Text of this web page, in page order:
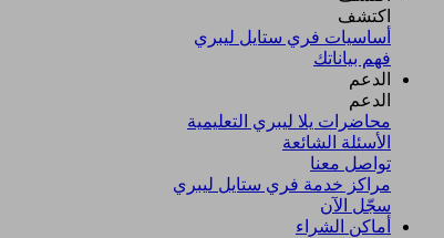
اكتشف​
أساسيات فري ستايل ليبري
فهم بياناتك
الدعم
الدعم
محاضرات يلا ليبري التعليمية
الأسئلة الشائعة
تواصل معنا
مراكز خدمة فري ستايل ليبري
سجّل الآن​
أماكن الشراء